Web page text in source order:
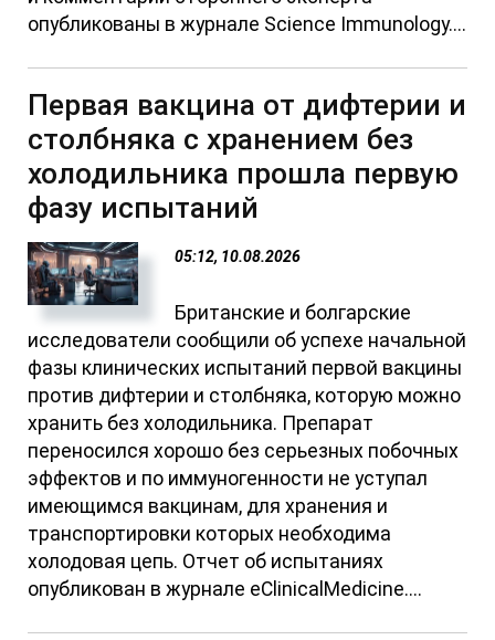
опубликованы в журнале Science Immunology....
Первая вакцина от дифтерии и
столбняка с хранением без
холодильника прошла первую
фазу испытаний
05:12, 10.08.2026
Британские и болгарские
исследователи сообщили об успехе начальной
фазы клинических испытаний первой вакцины
против дифтерии и столбняка, которую можно
хранить без холодильника. Препарат
переносился хорошо без серьезных побочных
эффектов и по иммуногенности не уступал
имеющимся вакцинам, для хранения и
транспортировки которых необходима
холодовая цепь. Отчет об испытаниях
опубликован в журнале eClinicalMedicine....